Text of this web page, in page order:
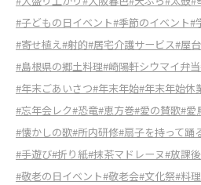
#子どもの日イベント#季節のイベント#
#寄せ植え#射的#居宅介護サービス#屋
#島根県の郷土料理#崎陽軒シウマイ弁当
#年末ごあいさつ#年末年始#年末年始休
#忘年会レク#恐竜#恵方巻#愛の賛歌#愛
#懐かしの歌#所内研修#扇子を持って踊
#手遊び#折り紙#抹茶マドレーヌ#放課
#敬老の日イベント#敬老会#文化祭#料